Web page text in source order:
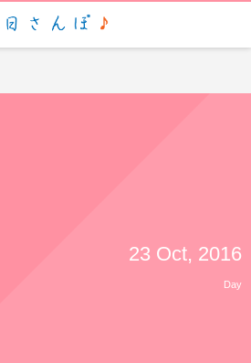
(i[r].q=i[r].q||
m=s.getElementsByTagName(o)
})
analytics.com/analytics.js','ga'); ga('create', 'UA-
23 Oct, 2016
Day